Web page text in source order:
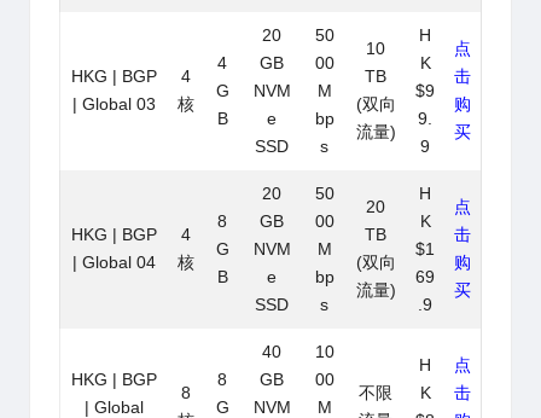
HKG | BGP
| Global 03
4
核
4
G
B
20
GB
NVM
e
SSD
50
00
M
bp
s
10
TB
(双向
流量)
H
K
$9
9.
9
点
击
购
买
HKG | BGP
| Global 04
4
核
8
G
B
20
GB
NVM
e
SSD
50
00
M
bp
s
20
TB
(双向
流量)
H
K
$1
69
.9
点
击
购
买
HKG | BGP
| Global
8
8
G
40
GB
NVM
10
00
M
不限
H
K
点
击